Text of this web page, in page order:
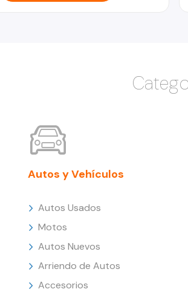
Autos y Vehículos
Autos Usados
Motos
Autos Nuevos
Arriendo de Autos
Accesorios